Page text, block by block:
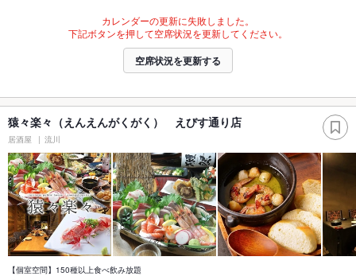
カレンダーの更新に失敗しました。
下記ボタンを押して空席状況を更新してください。
空席状況を更新する
猿々楽々（えんえんがくがく） えびす通り店
居酒屋 流川
【個室空間】150種以上食べ飲み放題